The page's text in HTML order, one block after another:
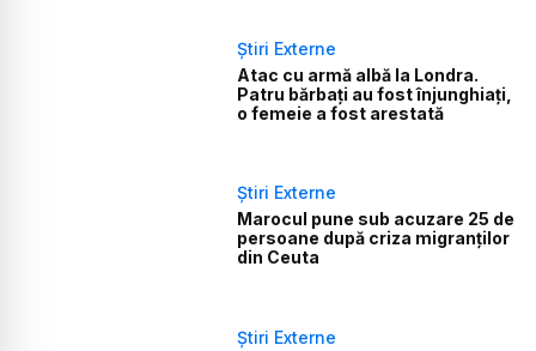
Știri Externe
Atac cu armă albă la Londra.
Patru bărbați au fost înjunghiați,
o femeie a fost arestată
Știri Externe
Marocul pune sub acuzare 25 de
persoane după criza migranților
din Ceuta
Știri Externe